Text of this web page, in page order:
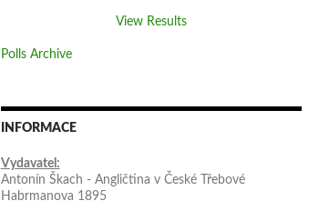
View Results
Polls Archive
INFORMACE
Vydavatel:
Antonín Škach - Angličtina v České Třebové
Habrmanova 1895